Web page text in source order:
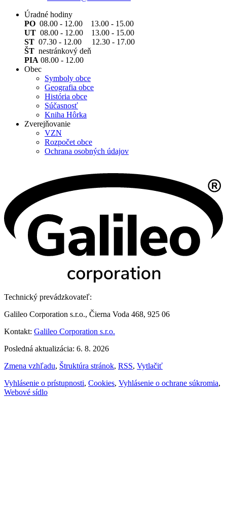
Úradné hodiny
PO 08.00 - 12.00 13.00 - 15.00
UT 08.00 - 12.00 13.00 - 15.00
ST 07.30 - 12.00 12.30 - 17.00
ŠT nestránkový deň
PIA 08.00 - 12.00
Obec
Symboly obce
Geografia obce
História obce
Súčasnosť
Kniha Hôrka
Zverejňovanie
VZN
Rozpočet obce
Ochrana osobných údajov
Technický prevádzkovateľ:
Galileo Corporation s.r.o., Čierna Voda 468, 925 06
Kontakt: Galileo Corporation s.r.o.
Posledná aktualizácia: 6. 8. 2026
Zmena vzhľadu, Štruktúra stránok, RSS, Vytlačiť
Vyhlásenie o prístupnosti, Cookies, Vyhlásenie o ochrane súkromia,
Webové sídlo